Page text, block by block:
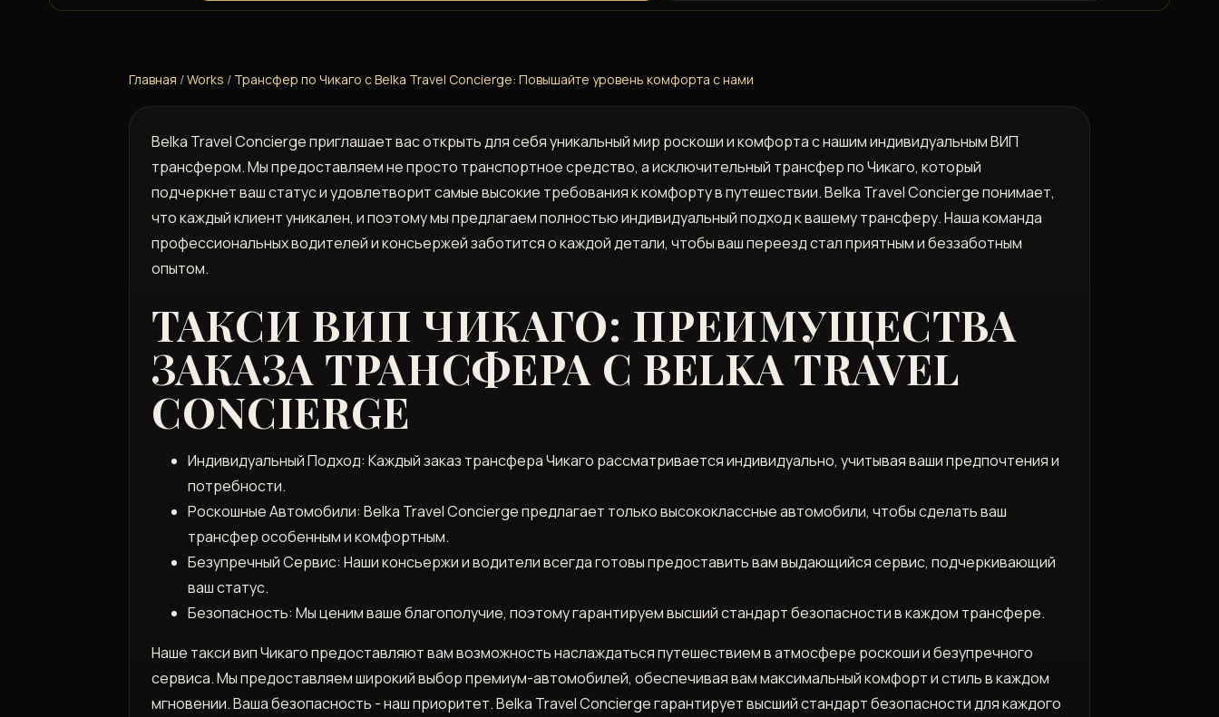
Главная /Works / Трансфер по Чикаго с Belka Travel Concierge: Повышайте уровень комфорта с нами
Belka Travel Concierge приглашает вас открыть для себя уникальный мир роскоши и комфорта с нашим индивидуальным ВИП
трансфером. Мы предоставляем не просто транспортное средство, а исключительный трансфер по Чикаго, который
подчеркнет ваш статус и удовлетворит самые высокие требования к комфорту в путешествии. Belka Travel Concierge понимает,
что каждый клиент уникален, и поэтому мы предлагаем полностью индивидуальный подход к вашему трансферу. Наша команда
профессиональных водителей и консьержей заботится о каждой детали, чтобы ваш переезд стал приятным и беззаботным
опытом.
ТАКСИ ВИП ЧИКАГО: ПРЕИМУЩЕСТВА
ЗАКАЗА ТРАНСФЕРА С BELKA TRAVEL
CONCIERGE
Индивидуальный Подход: Каждый заказ трансфера Чикаго рассматривается индивидуально, учитывая ваши предпочтения и
потребности.
Роскошные Автомобили: Belka Travel Concierge предлагает только высококлассные автомобили, чтобы сделать ваш
трансфер особенным и комфортным.
Безупречный Сервис: Наши консьержи и водители всегда готовы предоставить вам выдающийся сервис, подчеркивающий
ваш статус.
Безопасность: Мы ценим ваше благополучие, поэтому гарантируем высший стандарт безопасности в каждом трансфере.
Наше такси вип Чикаго предоставляют вам возможность наслаждаться путешествием в атмосфере роскоши и безупречного
сервиса. Мы предоставляем широкий выбор премиум-автомобилей, обеспечивая вам максимальный комфорт и стиль в каждом
мгновении. Ваша безопасность - наш приоритет. Belka Travel Concierge гарантирует высший стандарт безопасности для каждого